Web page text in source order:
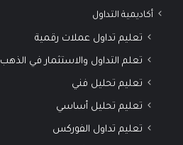
أكاديمية التداول
تعليم تداول عملات رقمية
تعلم التداول والاستثمار في الذهب
تعليم تحليل فني
تعليم تحليل أساسي
تعليم تداول الفوركس